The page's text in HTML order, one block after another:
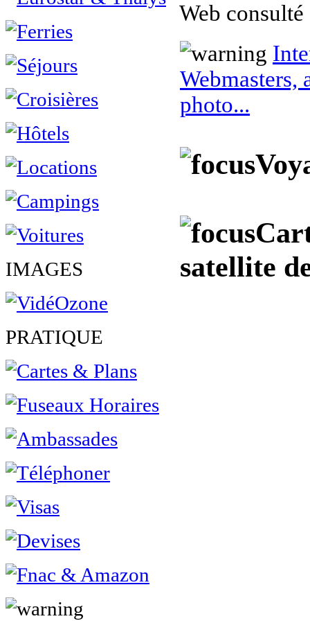
IMAGES
PRATIQUE
Web
photo...
satellite